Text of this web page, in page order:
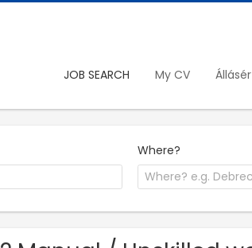
JOB SEARCH My CV
Where?